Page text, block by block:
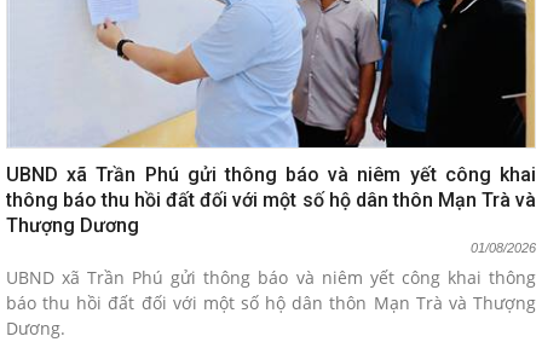
UBND xã Trần Phú gửi thông báo và niêm yết công khai
thông báo thu hồi đất đối với một số hộ dân thôn Mạn Trà và
Thượng Dương
01/08/2026
UBND xã Trần Phú gửi thông báo và niêm yết công khai thông
báo thu hồi đất đối với một số hộ dân thôn Mạn Trà và Thượng
Dương.